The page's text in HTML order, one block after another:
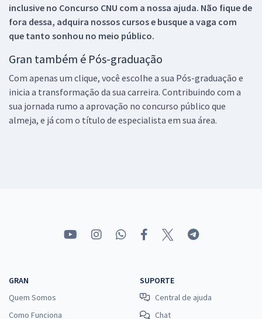
inclusive no Concurso CNU com a nossa ajuda. Não fique de
fora dessa, adquira nossos cursos e busque a vaga com
que tanto sonhou no meio público.
Gran também é Pós-graduação
Com apenas um clique, você escolhe a sua Pós-graduação e
inicia a transformação da sua carreira. Contribuindo com a
sua jornada rumo a aprovação no concurso público que
almeja, e já com o título de especialista em sua área.
GRAN
Quem Somos
Como Funciona
SUPORTE
Central de ajuda
Chat